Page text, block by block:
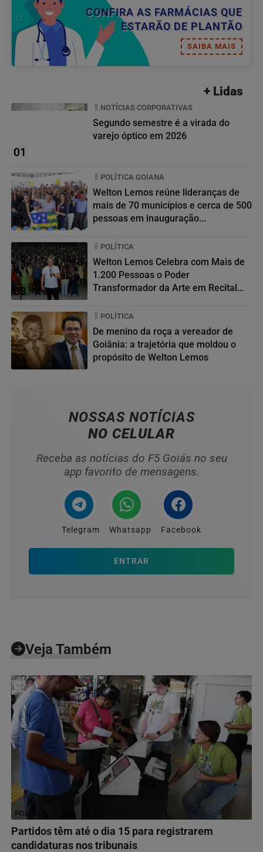
CONFIRA AS FARMÁCIAS QUE
ESTARÃO DE PLANTÃO
SAIBA MAIS
+ Lidas
01
NOTÍCIAS CORPORATIVAS
Segundo semestre é a virada do
varejo óptico em 2026
02
POLÍTICA GOIANA
Welton Lemos reúne lideranças de
mais de 70 municípios e cerca de 500
pessoas em inauguração...
03
POLÍTICA
Welton Lemos Celebra com Mais de
1.200 Pessoas o Poder
Transformador da Arte em Recital
04
POLÍTICA
De menino da roça a vereador de
Goiânia: a trajetória que moldou o
propósito de Welton Lemos
NOSSAS NOTÍCIAS
NO CELULAR
Receba as notícias do F5 Goiás no seu
app favorito de mensagens.
Telegram Whatsapp Facebook
ENTRAR
Veja Também
POLÍTICA
Partidos têm até o dia 15 para registrarem
candidaturas nos tribunais